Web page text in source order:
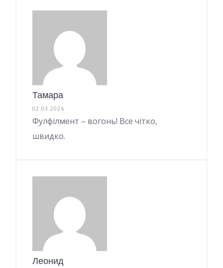
Тамара
02.03.2026
Фулфілмент – вогонь! Все чітко,
швидко.
Леонид